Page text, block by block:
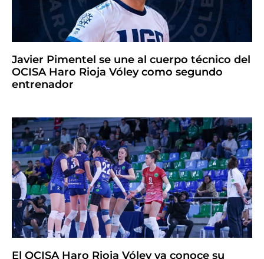
Javier Pimentel se une al cuerpo técnico del
OCISA Haro Rioja Vóley como segundo
entrenador
El OCISA Haro Rioja Vóley ya conoce su